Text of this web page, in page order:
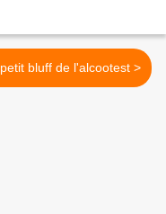
Le petit bluff de l'alcootest >